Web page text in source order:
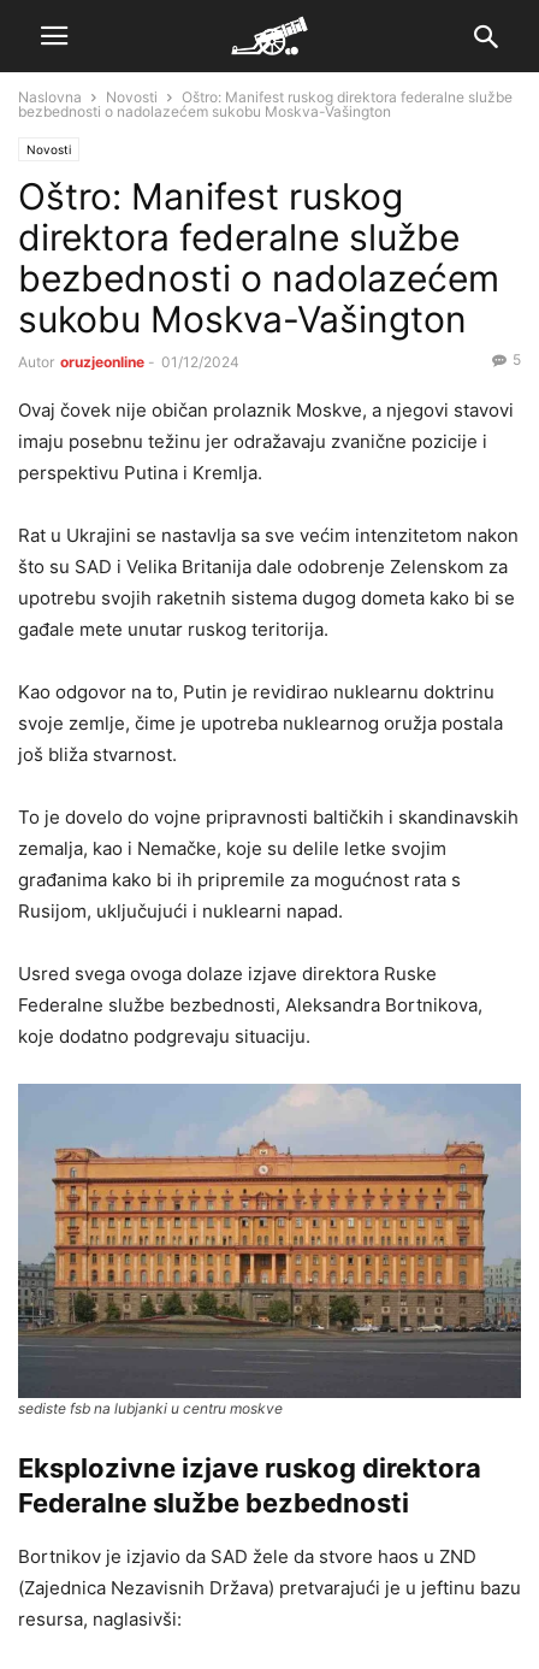
Naslovna Novosti
Oštro: Manifest ruskog direktora federalne službe
bezbednosti o nadolazećem sukobu Moskva-Vašington
Novosti
Oštro: Manifest ruskog
direktora federalne službe
bezbednosti o nadolazećem
sukobu Moskva-Vašington
Autor oruzjeonline - 01/12/2024 5
Ovaj čovek nije običan prolaznik Moskve, a njegovi stavovi
imaju posebnu težinu jer odražavaju zvanične pozicije i
perspektivu Putina i Kremlja.
Rat u Ukrajini se nastavlja sa sve većim intenzitetom nakon
što su SAD i Velika Britanija dale odobrenje Zelenskom za
upotrebu svojih raketnih sistema dugog dometa kako bi se
gađale mete unutar ruskog teritorija.
Kao odgovor na to, Putin je revidirao nuklearnu doktrinu
svoje zemlje, čime je upotreba nuklearnog oružja postala
još bliža stvarnost.
To je dovelo do vojne pripravnosti baltičkih i skandinavskih
zemalja, kao i Nemačke, koje su delile letke svojim
građanima kako bi ih pripremile za mogućnost rata s
Rusijom, uključujući i nuklearni napad.
Usred svega ovoga dolaze izjave direktora Ruske
Federalne službe bezbednosti, Aleksandra Bortnikova,
koje dodatno podgrevaju situaciju.
sediste fsb na lubjanki u centru moskve
Eksplozivne izjave ruskog direktora
Federalne službe bezbednosti
Bortnikov je izjavio da SAD žele da stvore haos u ZND
(Zajednica Nezavisnih Država) pretvarajući je u jeftinu bazu
resursa, naglasivši: